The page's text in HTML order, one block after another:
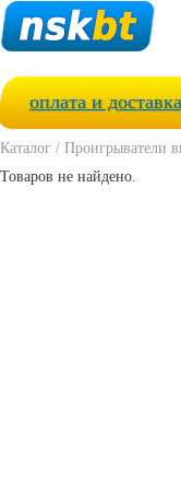
оплата и доставка
Каталог / Проигрыватели
Товаров не найдено.